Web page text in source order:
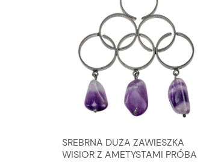
SREBRNA DUŻA ZAWIESZKA
WISIOR Z AMETYSTAMI PRÓBA